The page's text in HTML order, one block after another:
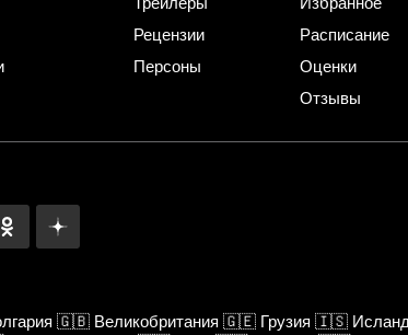
Рецензии
Персоны
Расписание
Оценки
Отзывы
🇬🇧 Великобритания 🇬🇪 Грузия 🇮🇸